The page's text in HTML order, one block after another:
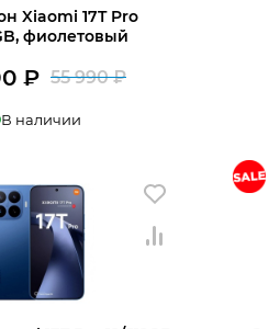
Xiaomi 17T Pro
фиолетовый
55 990₽
составляла
55
990 ₽.
₽
990 ₽.
В наличии
В корзину